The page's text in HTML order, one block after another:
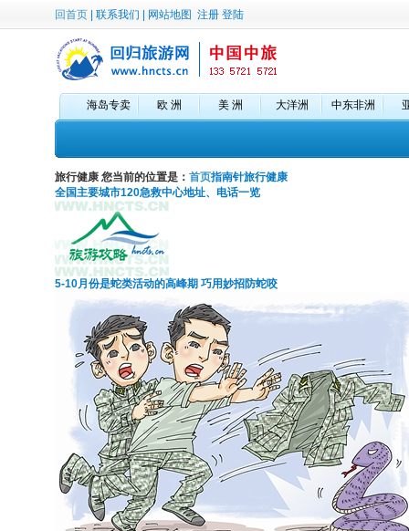
回首页 联系我们 网站地图 注册 登陆
海岛专卖 欧 洲 美 洲 大洋洲 中东非洲
旅行健康 您当前的位置是： 首页指南针旅行健康
全国主要城市120急救中心地址、电话一览
5-10月份是蛇类活动的高峰期 巧用妙招防蛇咬